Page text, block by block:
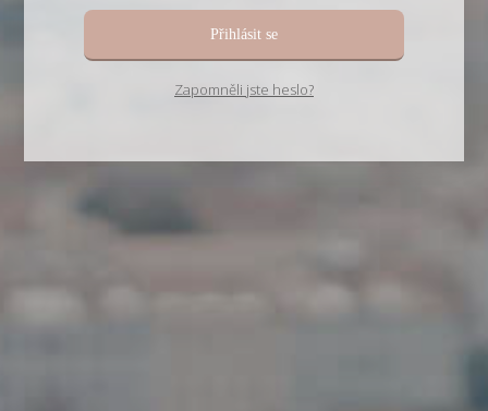
Přihlásit se
Zapomněli jste heslo?